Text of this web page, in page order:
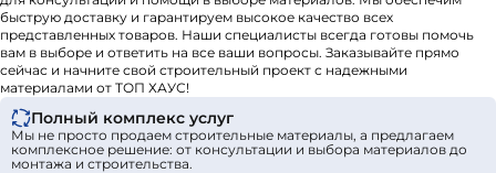
быструю доставку и гарантируем высокое качество всех
представленных товаров. Наши специалисты всегда готовы помочь
вам в выборе и ответить на все ваши вопросы. Заказывайте прямо
сейчас и начните свой строительный проект с надежными
материалами от ТОП ХАУС!
Полный комплекс услуг
Мы не просто продаем строительные материалы, а предлагаем
комплексное решение: от консультации и выбора материалов до
монтажа и строительства.